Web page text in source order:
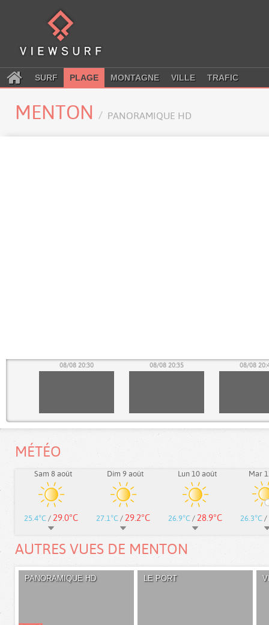
SURF PLAGE MONTAGNE VILLE TRAFIC
MENTON PANORAMIQUE HD
08/08 20:30 08/08 20:35 08/08
MÉTÉO
Sam 8 août
25.4°C / 29.0°C
Dim 9 août
27.1°C / 29.2°C
Lun 10 août
26.9°C / 28.9°C
Mar
26.3°C /
AUTRES VUES DE MENTON
PANORAMIQUE HD LE PORT